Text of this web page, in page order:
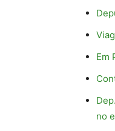
Em
no